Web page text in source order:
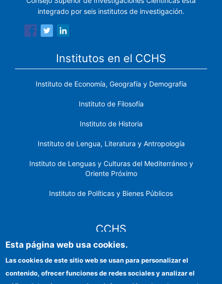
integrado por seis institutos de investigación.
Institutos en el CCHS
Instituto de Economía, Geografía y Demografía
Instituto de Filosofía
Instituto de Historia
Instituto de Lengua, Literatura y Antropología
Instituto de Lenguas y Culturas del Mediterráneo y
Oriente Próximo
Instituto de Políticas y Bienes Públicos
CCHS
Identidad institucional
Esta página web usa cookies.
Las cookies de este sitio web se usan para personalizar el
contenido, ofrecer funciones de redes sociales y analizar el